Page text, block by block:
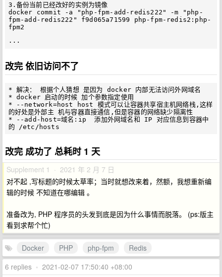
3.备份当前已经改好的实例为镜像
docker commit -a "php-fpm-add-redis222" -m "php-
fpm-add-redis222" f9d065a71599 php-fpm-redis2:php-
fpm2
改完 依旧访问不了
* 解决： 根据个人猜想 是因为 docker 内部无法访问外网域名
* docker 启动的时候 加个参数指定使用
* --network=host host 模式可以让容器共享宿主机网络栈,这样
的好处是外部主 机与容器直接通信,但是容器的网络缺少隔离性
* --add-host=域名:ip  添加外网域名和 IP 对应信息到容器中
改完 成功了 总耗时 1 天
Supplement 1 · 2021 年 2 月 7 日
对不起 ,写标题的时候太草率；当时就想改来着，然额，我想重新编
辑的时候 不知道在哪编辑 。
准备改为, PHP 程序员的头发到底是因为什么事情而脱落。 (ps:版主
看到求帮个忙)
Docker PHP php-fpm
Redis
6 replies • 2021-02-07 17:50:40 +08:00